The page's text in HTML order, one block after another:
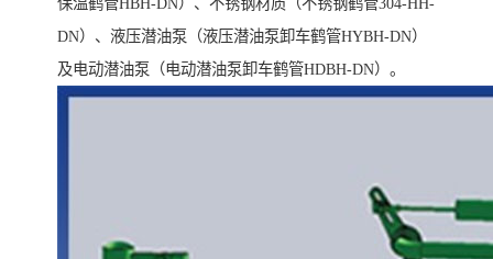
保温鹤管HBH-DN）、不锈钢材质（不锈钢鹤管304-HH-
DN）、液压潜油泵（液压潜油泵卸车鹤管HYBH-DN）
及电动潜油泵（电动潜油泵卸车鹤管HDBH-DN）。